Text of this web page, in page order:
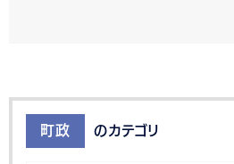
町政 のカテゴリ